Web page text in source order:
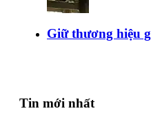
Giữ thương hiệu
Tin mới nhất